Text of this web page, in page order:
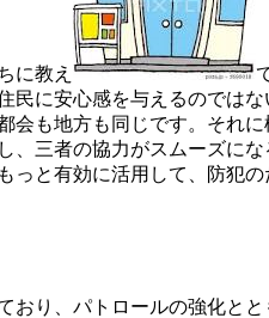
に教え
に安心感を与えるのではな
会も地方も同じです。それ
三者の協力がスムーズにな
っと有効に活用して、防犯
おり、パトロールの強化と